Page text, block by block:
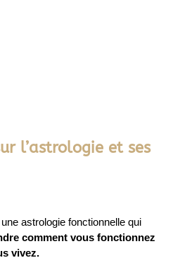
l’astrologie et ses
astrologie fonctionnelle qui
comment vous fonctionnez
vivez.